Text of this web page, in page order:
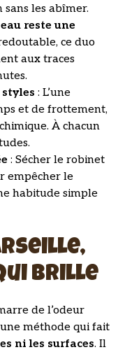
les abîmer.
reste une
ce duo
aux traces
styles : L’une
et de frottement,
À chacun
: Sécher le robinet
empêcher le
habitude simple
brille
de l’odeur
méthode qui fait
ni les surfaces. Il